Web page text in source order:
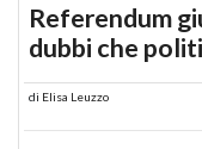
Referendum
dubbi che
di Elisa Leuzzo